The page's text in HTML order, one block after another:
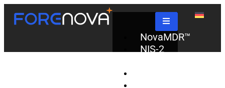
NovaMDR™
NIS-2
Schlagwort: